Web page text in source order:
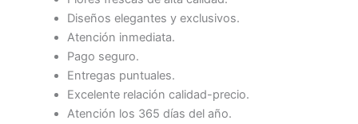
Diseños elegantes y exclusivos.
Atención inmediata.
Pago seguro.
Entregas puntuales.
Excelente relación calidad-precio.
Atención los 365 días del año.